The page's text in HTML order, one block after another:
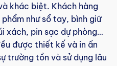
khác biệt. Khách hàng
như sổ tay, bình giữ
xách, pin sạc dự phòng…
được thiết kế và in ấn
trường tồn và sử dụng lâu